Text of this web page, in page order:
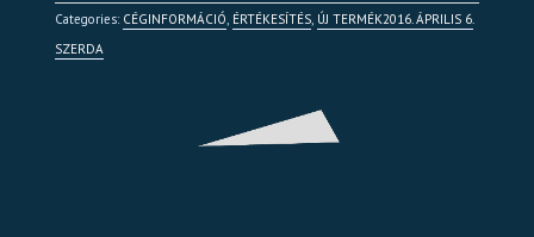
Categories: CÉGINFORMÁCIÓ, ÉRTÉKESÍTÉS, ÚJ TERMÉK2016. ÁPRILIS 6.
SZERDA